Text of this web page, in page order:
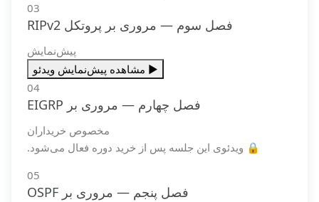
03
فصل سوم — مروری بر پروتکل RIPv2
پیش‌نمایش
▶️ مشاهده پیش‌نمایش ویدئو
04
فصل چهارم — مروری بر EIGRP
مخصوص خریداران
🔒 ویدئوی این جلسه پس از خرید دوره فعال می‌شود.
05
فصل پنجم — مروری بر OSPF